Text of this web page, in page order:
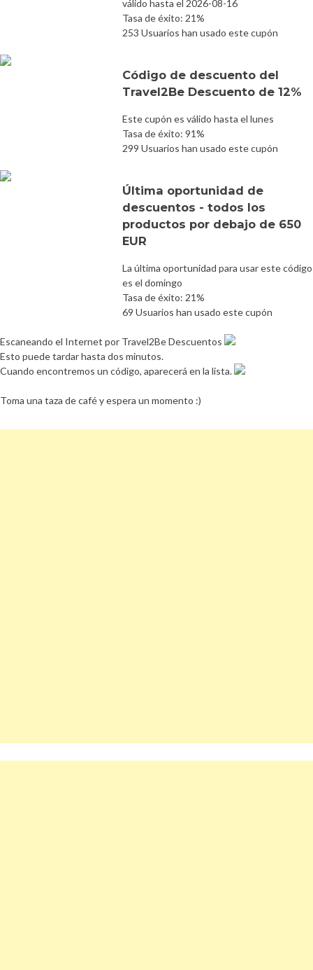
válido hasta el 2026-08-16
Tasa de éxito: 21%
253 Usuarios han usado este cupón
Código de descuento del
Travel2Be Descuento de 12%
Este cupón es válido hasta el lunes
Tasa de éxito: 91%
299 Usuarios han usado este cupón
Última oportunidad de
descuentos - todos los
productos por debajo de 650
EUR
La última oportunidad para usar este código
es el domingo
Tasa de éxito: 21%
69 Usuarios han usado este cupón
Escaneando el Internet por Travel2Be Descuentos
Esto puede tardar hasta dos minutos.
Cuando encontremos un código, aparecerá en la lista.
Toma una taza de café y espera un momento :)